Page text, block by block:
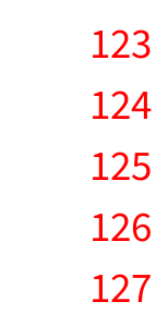
123
124
125
126
127